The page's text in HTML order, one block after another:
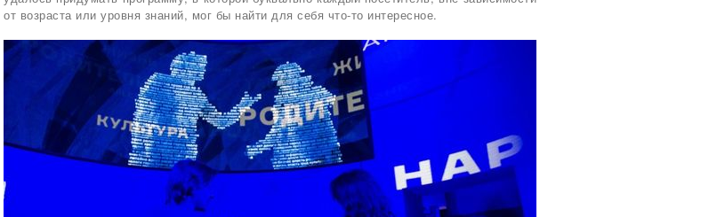
от возраста или уровня знаний, мог бы найти для себя что-то интересное.